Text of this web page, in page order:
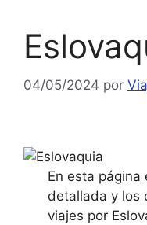
04/05/2024 por
En esta página
detallada y los
viajes por